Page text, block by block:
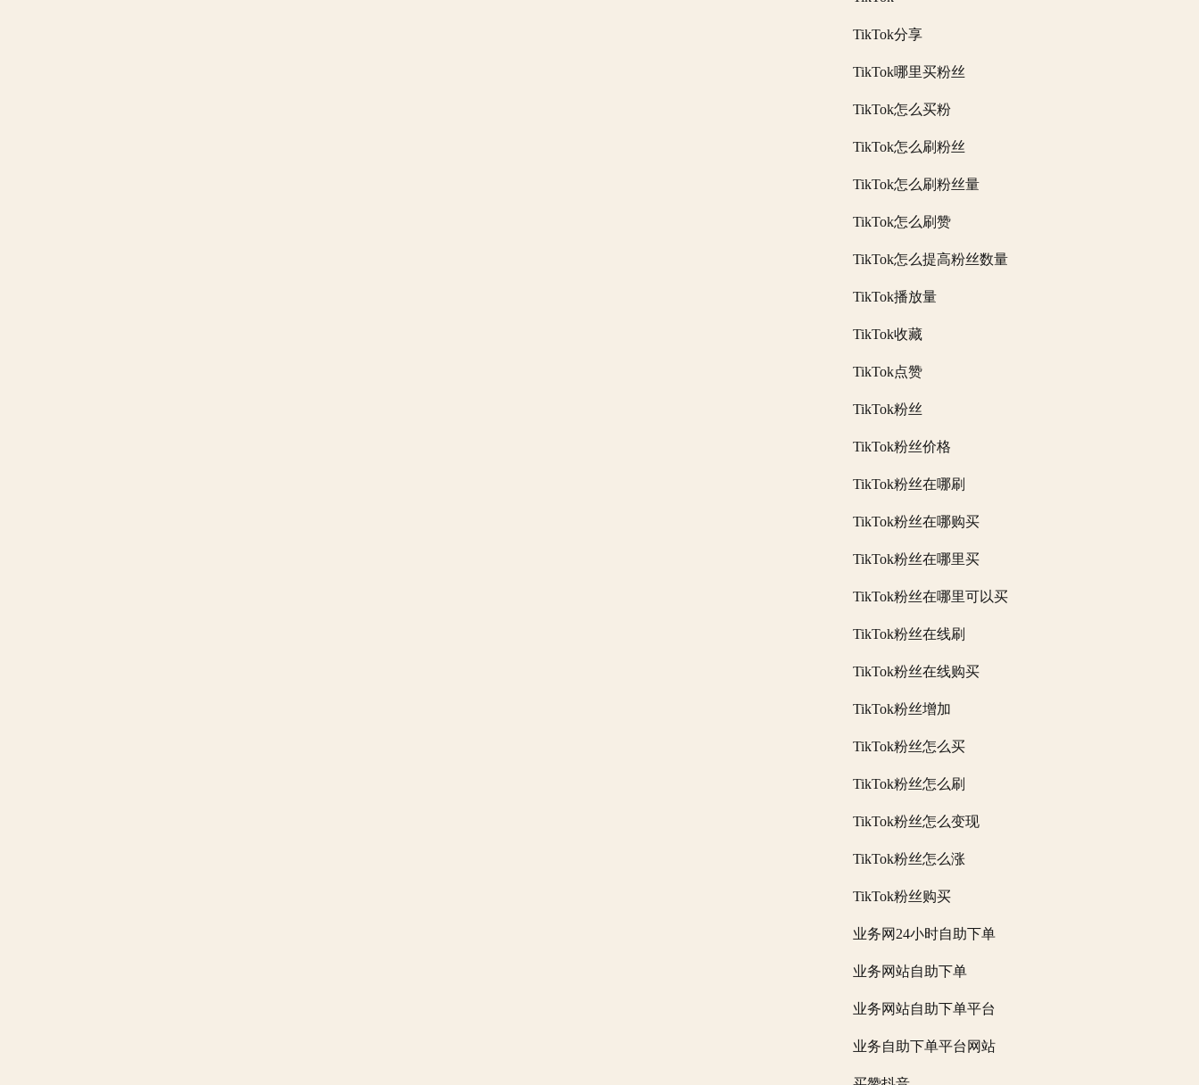
TikTok分享
TikTok哪里买粉丝
TikTok怎么买粉
TikTok怎么刷粉丝
TikTok怎么刷粉丝量
TikTok怎么刷赞
TikTok怎么提高粉丝数量
TikTok播放量
TikTok收藏
TikTok点赞
TikTok粉丝
TikTok粉丝价格
TikTok粉丝在哪刷
TikTok粉丝在哪购买
TikTok粉丝在哪里买
TikTok粉丝在哪里可以买
TikTok粉丝在线刷
TikTok粉丝在线购买
TikTok粉丝增加
TikTok粉丝怎么买
TikTok粉丝怎么刷
TikTok粉丝怎么变现
TikTok粉丝怎么涨
TikTok粉丝购买
业务网24小时自助下单
业务网站自助下单
业务网站自助下单平台
业务自助下单平台网站